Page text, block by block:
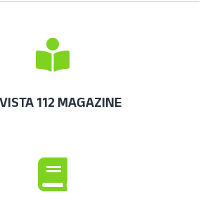
112 MAGAZINE